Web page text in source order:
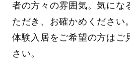
者の方々の雰囲気。気にな
ただき、お確かめください。
体験入居をご希望の方はご
さい。